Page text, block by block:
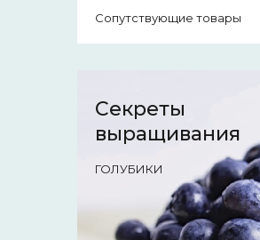
Сопутствующие товары
Секреты
выращивания
ГОЛУБИКИ